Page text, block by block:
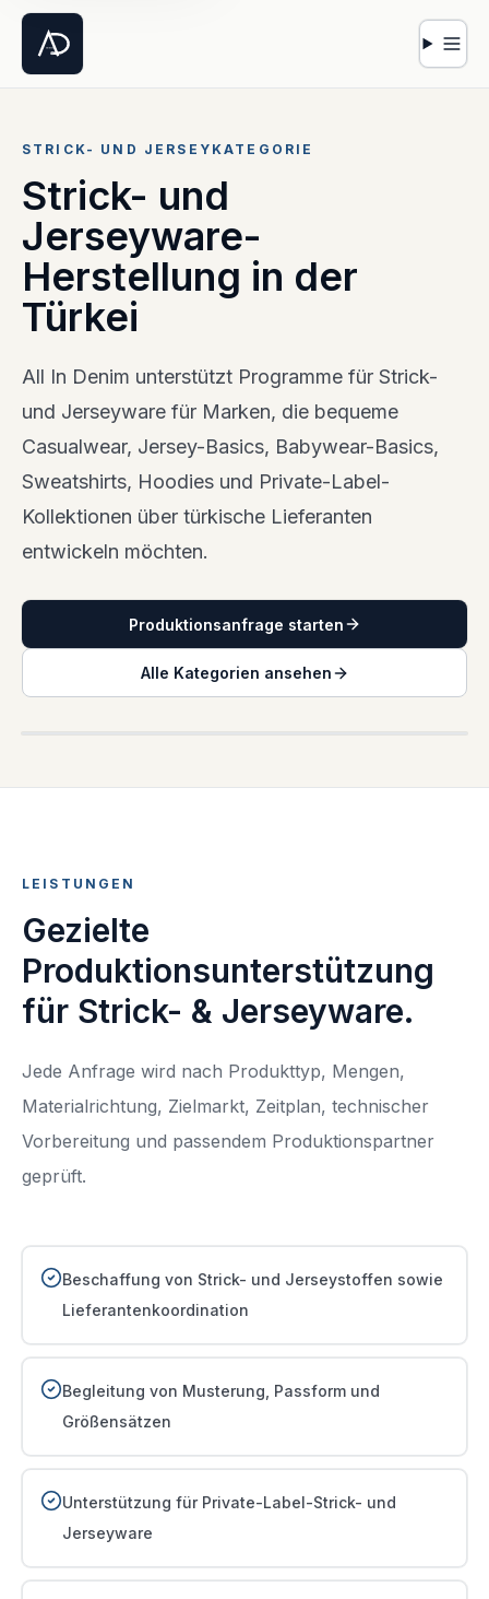
STRICK- UND JERSEYKATEGORIE
Strick- und
Jerseyware-
Herstellung in der
Türkei
All In Denim unterstützt Programme für Strick-
und Jerseyware für Marken, die bequeme
Casualwear, Jersey-Basics, Babywear-Basics,
Sweatshirts, Hoodies und Private-Label-
Kollektionen über türkische Lieferanten
entwickeln möchten.
Produktionsanfrage starten
Alle Kategorien ansehen
LEISTUNGEN
Gezielte
Produktionsunterstützung
für Strick- & Jerseyware.
Jede Anfrage wird nach Produkttyp, Mengen,
Materialrichtung, Zielmarkt, Zeitplan, technischer
Vorbereitung und passendem Produktionspartner
geprüft.
Beschaffung von Strick- und Jerseystoffen sowie
Lieferantenkoordination
Begleitung von Musterung, Passform und
Größensätzen
Unterstützung für Private-Label-Strick- und
Jerseyware